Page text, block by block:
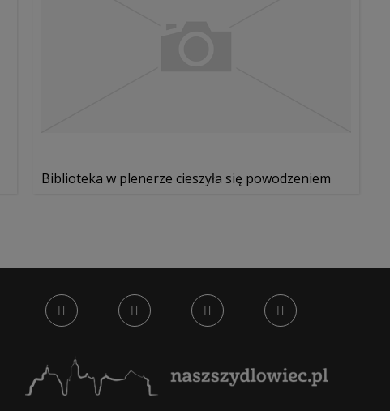
Biblioteka w plenerze cieszyła się powodzeniem